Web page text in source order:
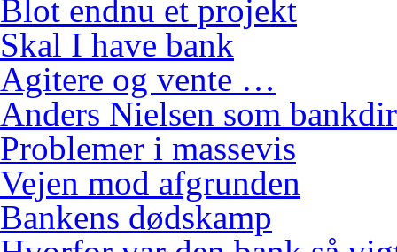
Blot endnu et projekt
Skal I have bank
Agitere og vente …
Anders Nielsen som
Problemer i massevis
Vejen mod afgrunden
Bankens dødskamp